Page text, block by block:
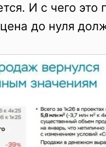
И с чего это
до нуля